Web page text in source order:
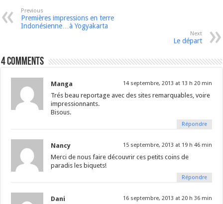
Previous
Premières impressions en terre
Indonésienne…à Yogyakarta
Next
Le départ
4 comments
Manga 14 septembre, 2013 at 13 h 20 min
Trés beau reportage avec des sites remarquables, voire
impressionnants.
Bisous.
Répondre
Nancy 15 septembre, 2013 at 19 h 46 min
Merci de nous faire découvrir ces petits coins de
paradis les biquets!
Répondre
Dani 16 septembre, 2013 at 20 h 36 min